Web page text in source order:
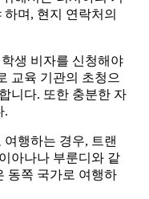
며, 현지 연락처의
생 비자를 신청해야
교육 기관의 초청으
니다. 또한 충분한 자
.
행하는 경우, 트랜
아나나 부룬디와 같
동쪽 국가로 여행하